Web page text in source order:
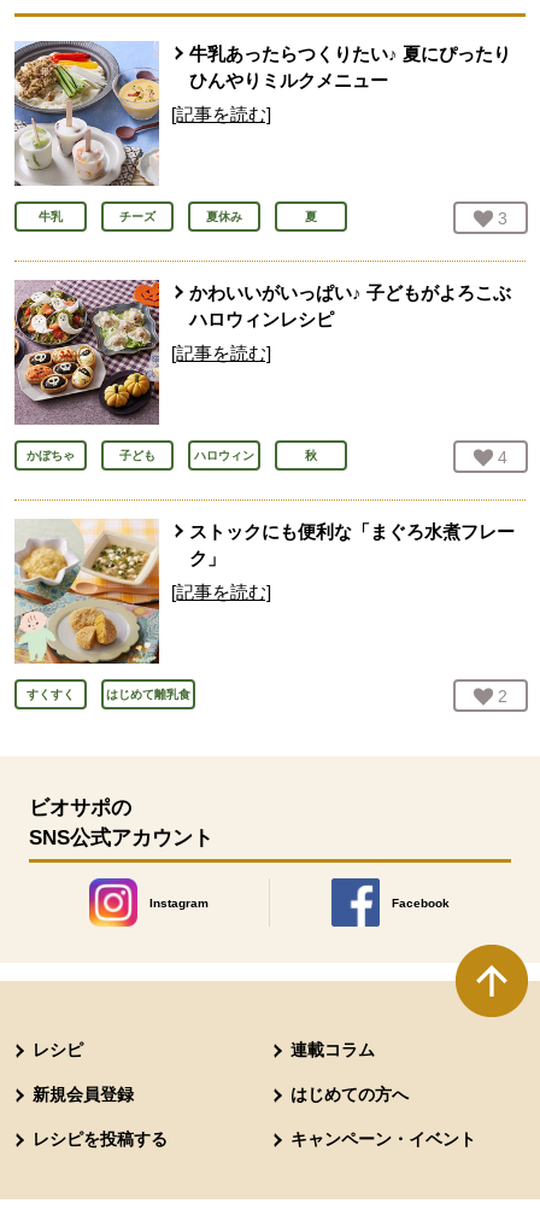
牛乳あったらつくりたい♪ 夏にぴったり
ひんやりミルクメニュー
[記事を読む]
牛乳 チーズ 夏休み 夏 お気
3
かわいいがいっぱい♪ 子どもがよろこぶ
ハロウィンレシピ
[記事を読む]
かぼちゃ 子ども ハロウィン 秋 お気
4
ストックにも便利な「まぐろ水煮フレー
ク」
[記事を読む]
すくすく はじめて離乳食 お気
2
ビオサポの
SNS公式アカウント
Instagram
別のウィンドウで開きます。
Facebook
別のウィンドウで開きます
レシピ 連載コラム
新規会員登録 はじめての方へ
レシピを投稿する キャンペーン・イベント